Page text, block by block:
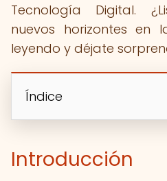
Tecnología Digital.
nuevos horizontes en
leyendo y déjate
Índice
Introducción